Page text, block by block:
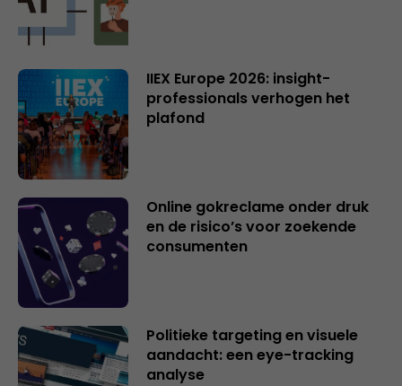
IIEX Europe 2026: insight-
professionals verhogen het
plafond
Online gokreclame onder druk
en de risico’s voor zoekende
consumenten
Politieke targeting en visuele
aandacht: een eye-tracking
analyse